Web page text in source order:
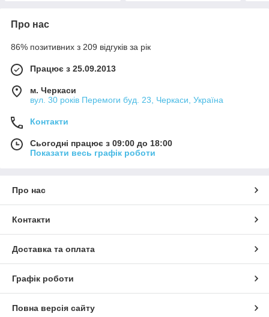
Про нас
86% позитивних з 209 відгуків за рік
Працює з 25.09.2013
м. Черкаси
вул. 30 років Перемоги буд. 23, Черкаси, Україна
Контакти
Сьогодні працює з 09:00 до 18:00
Показати весь графік роботи
Про нас
Контакти
Доставка та оплата
Графік роботи
Повна версія сайту